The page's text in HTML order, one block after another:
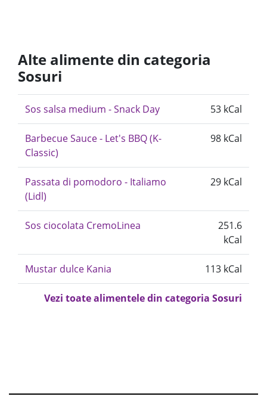
Alte alimente din categoria
Sosuri
Sos salsa medium - Snack Day 53 kCal
Barbecue Sauce - Let's BBQ (K-
Classic)
98 kCal
Passata di pomodoro - Italiamo
(Lidl)
29 kCal
Sos ciocolata CremoLinea
251.6
kCal
Mustar dulce Kania 113 kCal
Vezi toate alimentele din categoria Sosuri